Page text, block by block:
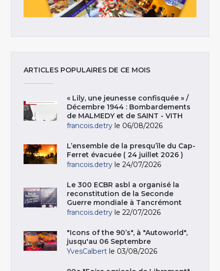
ARTICLES POPULAIRES DE CE MOIS
« Lily, une jeunesse confisquée » /
Décembre 1944 : Bombardements
de MALMEDY et de SAINT - VITH
francois.detry le 06/08/2026
L’ensemble de la presqu’île du Cap-
Ferret évacuée ( 24 juillet 2026 )
francois.detry le 24/07/2026
Le 300 ECBR asbl a organisé la
reconstitution de la Seconde
Guerre mondiale à Tancrémont
francois.detry le 22/07/2026
"Icons of the 90’s", à "Autoworld",
jusqu'au 06 Septembre
YvesCalbert le 03/08/2026